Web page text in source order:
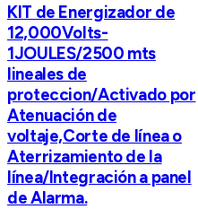
KIT de Energizador de
12,000Volts-
1JOULES/2500 mts
lineales de
proteccion/Activado por
Atenuación de
voltaje,Corte de línea o
Aterrizamiento de la
línea/Integración a panel
de Alarma.